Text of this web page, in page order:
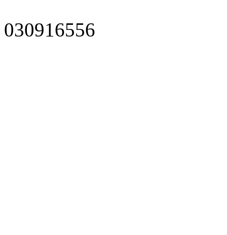
030916556